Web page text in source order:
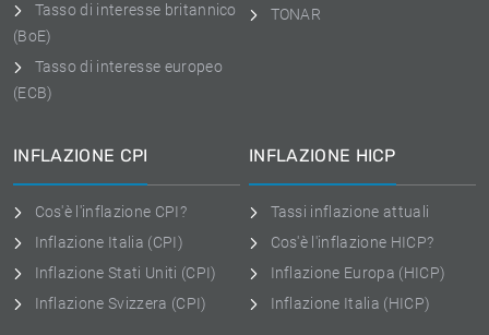
Tasso di interesse britannico
(BoE)
Tasso di interesse europeo
(ECB)
TONAR
INFLAZIONE CPI
Cos'è l'inflazione CPI?
Inflazione Italia (CPI)
Inflazione Stati Uniti (CPI)
Inflazione Svizzera (CPI)
INFLAZIONE HICP
Tassi inflazione attuali
Cos'è l'inflazione HICP?
Inflazione Europa (HICP)
Inflazione Italia (HICP)